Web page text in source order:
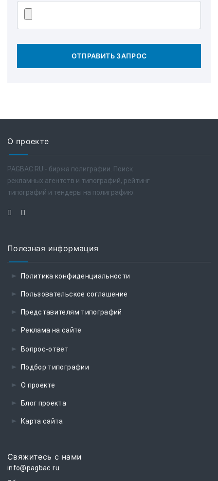
ОТПРАВИТЬ ЗАПРОС
О проекте
PAGBAC.RU - биржа полиграфии. Поиск
рекламных агентств и типографий, рейтинг
типографий и тендеры на полиграфию.
Полезная информация
Политика конфиденциальности
Пользовательское соглашение
Представителям типографий
Реклама на сайте
Вопрос-ответ
Подбор типографии
О проекте
Блог проекта
Карта сайта
Свяжитесь с нами
info@pagbac.ru